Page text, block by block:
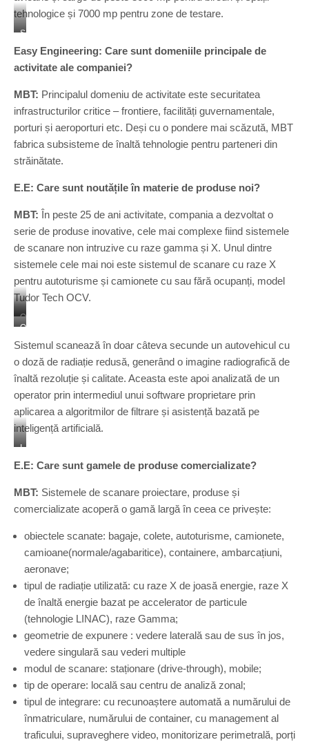
tehnologice și 7000 mp pentru zone de testare.
S
i
l
d
i
S
a
n
-
I
e
r
Easy Engineering: Care sunt domeniile principale de
activitate ale companiei?
MBT: Principalul domeniu de activitate este securitatea
infrastructurilor critice – frontiere, facilități guvernamentale,
porturi și aeroporturi etc. Deși cu o pondere mai scăzută, MBT
fabrica subsisteme de înaltă tehnologie pentru parteneri din
străinătate.
E.E: Care sunt noutățile în materie de produse noi?
MBT: În peste 25 de ani activitate, compania a dezvoltat o
serie de produse inovative, cele mai complexe fiind sistemele
de scanare non intruzive cu raze gamma și X. Unul dintre
sistemele cele mai noi este sistemul de scanare cu raze X
pentru autoturisme și camionete cu sau fără ocupanți, model
Tudor Tech OCV.
O
C
V
a
r
i
a
n
t
a
i
ă
d
e
h
g
h
O
C
–
v
a
i
a
n
a
u
c
n
v
o
Sistemul scanează în doar câteva secunde un autovehicul cu
o doză de radiație redusă, generând o imagine radiografică de
înaltă rezoluție și calitate. Aceasta este apoi analizată de un
operator prin intermediul unui software proprietare prin
aplicarea a algoritmilor de filtrare și asistență bazată pe
inteligență artificială.
I
m
g
n
a
d
o
g
ă
a
e
h
E.E: Care sunt gamele de produse comercializate?
MBT: Sistemele de scanare proiectare, produse și
comercializate acoperă o gamă largă în ceea ce privește:
obiectele scanate: bagaje, colete, autoturisme, camionete,
camioane(normale/agabaritice), containere, ambarcațiuni,
aeronave;
tipul de radiație utilizată: cu raze X de joasă energie, raze X
de înaltă energie bazat pe accelerator de particule
(tehnologie LINAC), raze Gamma;
geometrie de expunere : vedere laterală sau de sus în jos,
vedere singulară sau vederi multiple
modul de scanare: staționare (drive-through), mobile;
tip de operare: locală sau centru de analiză zonal;
tipul de integrare: cu recunoaștere automată a numărului de
înmatriculare, numărului de container, cu management al
traficului, supraveghere video, monitorizare perimetrală, porți